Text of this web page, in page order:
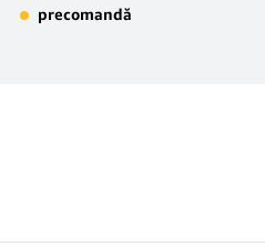
precomandă